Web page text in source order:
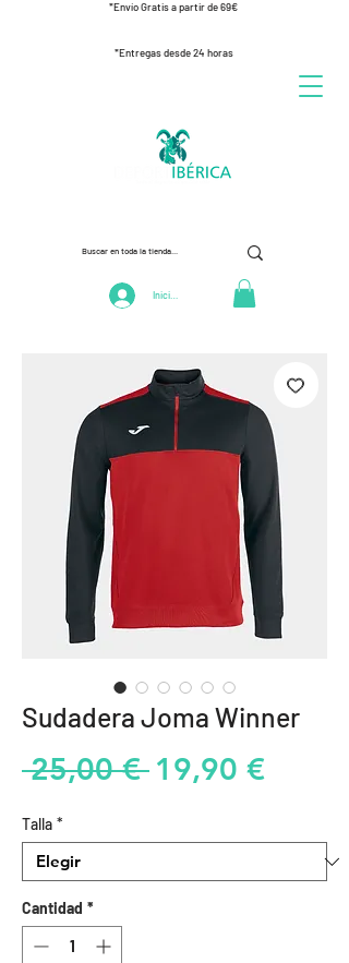
*Envío Gratis a partir de 69€
*Entregas desde 24 horas
Iniciar Sesión
Sudadera Joma Winner
25,00 € Precio
19,90 €Precio
oferta
Talla *
Cantidad *